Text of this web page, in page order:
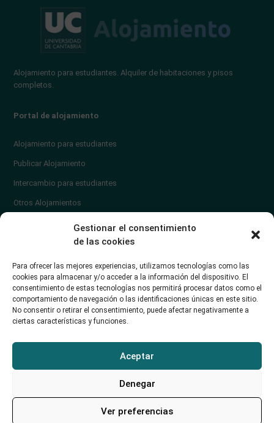
Gestionar el consentimiento
de las cookies
Para ofrecer las mejores experiencias, utilizamos tecnologías como las
cookies para almacenar y/o acceder a la información del dispositivo. El
consentimiento de estas tecnologías nos permitirá procesar datos como el
comportamiento de navegación o las identificaciones únicas en este sitio.
No consentir o retirar el consentimiento, puede afectar negativamente a
ciertas características y funciones.
Aceptar
Denegar
Ver preferencias
Alojamiento para estudiantes. Alquiler de habitaciones y pisos
completos.
Portal de alojamiento
Alojamiento para estudiantes
Publicar Alojamiento
Intercambio para estudiantes
Otros Alojamientos
¿Cómo publicar un anuncio?
Contacto
soporte@alojamientounican.es
Alojamiento Universidad de Cantabria Copyright © 2023​